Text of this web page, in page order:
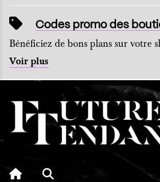
Codes promo des
Bénéficiez de bons plans sur votre
Voir plus